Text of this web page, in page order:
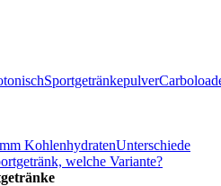
Sportgetränkepulver
KohlenhydratenUnterschiede
welche Variante?